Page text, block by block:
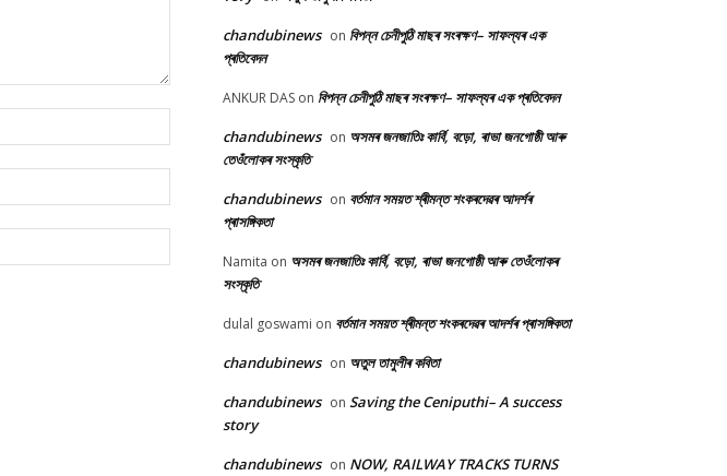
chandubinews on বিপন্ন চেনীপুঠি মাছৰ সংৰক্ষণ– সাফল্যৰ এক
প্ৰতিবেদন
ANKUR DAS on বিপন্ন চেনীপুঠি মাছৰ সংৰক্ষণ– সাফল্যৰ এক প্ৰতিবেদন
chandubinews on অসমৰ জনজাতিঃ কাৰ্বি, বড়ো, ৰাভা জনগোষ্ঠী আৰু
তেওঁলোকৰ সংস্কৃতি
chandubinews on বৰ্তমান সময়ত শ্ৰীমন্ত শংকৰদেৱৰ আদৰ্শৰ
প্ৰাসঙ্গিকতা
Namita on অসমৰ জনজাতিঃ কাৰ্বি, বড়ো, ৰাভা জনগোষ্ঠী আৰু তেওঁলোকৰ
সংস্কৃতি
dulal goswami on বৰ্তমান সময়ত শ্ৰীমন্ত শংকৰদেৱৰ আদৰ্শৰ প্ৰাসঙ্গিকতা
chandubinews on অতুল তামুলীৰ কবিতা
chandubinews on Saving the Ceniputhi– A success
story
chandubinews on NOW, RAILWAY TRACKS TURNS